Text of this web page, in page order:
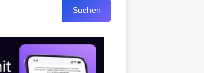
Suchen